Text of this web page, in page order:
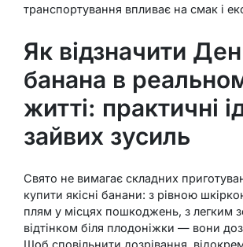
транспортування впливає на смак і
Як відзначити
банана в
житті: практичні
зайвих зусиль
Свято не вимагає складних
купити якісні банани: з рівною
плям у місцях пошкоджень, з легким
відтінком біля плодоніжки — вони
Щоб сповільнити дозрівання,